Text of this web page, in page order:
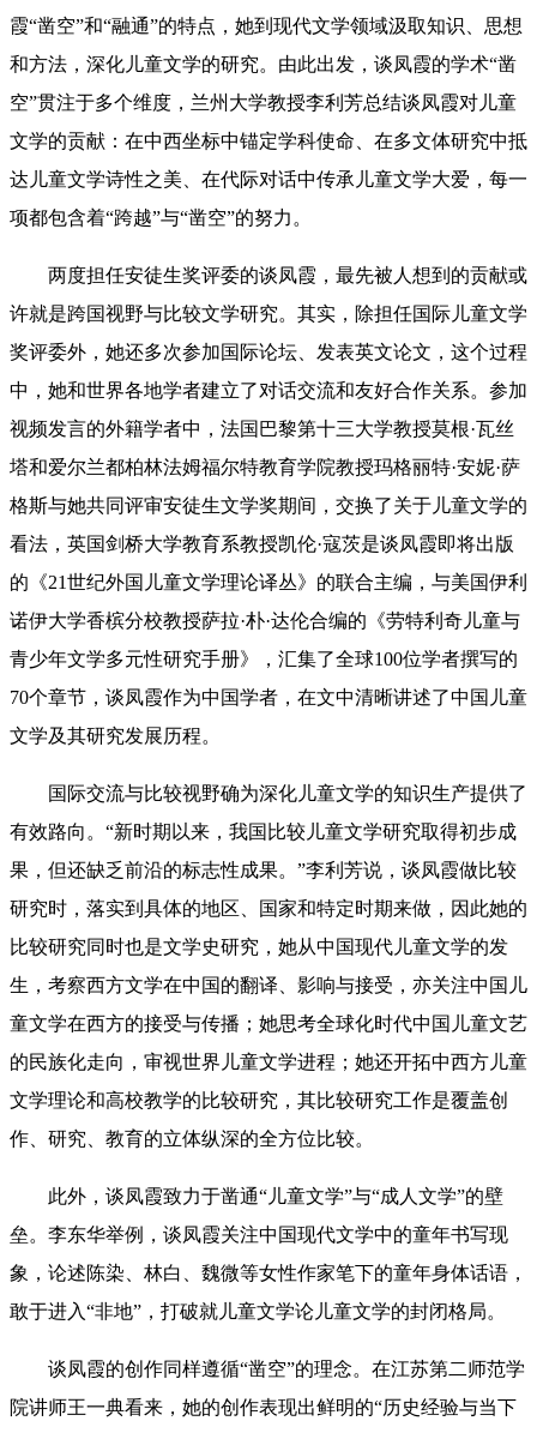
霞“凿空”和“融通”的特点，她到现代文学领域汲取知识、思想
和方法，深化儿童文学的研究。由此出发，谈凤霞的学术“凿
空”贯注于多个维度，兰州大学教授李利芳总结谈凤霞对儿童
文学的贡献：在中西坐标中锚定学科使命、在多文体研究中抵
达儿童文学诗性之美、在代际对话中传承儿童文学大爱，每一
项都包含着“跨越”与“凿空”的努力。
两度担任安徒生奖评委的谈凤霞，最先被人想到的贡献或
许就是跨国视野与比较文学研究。其实，除担任国际儿童文学
奖评委外，她还多次参加国际论坛、发表英文论文，这个过程
中，她和世界各地学者建立了对话交流和友好合作关系。参加
视频发言的外籍学者中，法国巴黎第十三大学教授莫根·瓦丝
塔和爱尔兰都柏林法姆福尔特教育学院教授玛格丽特·安妮·萨
格斯与她共同评审安徒生文学奖期间，交换了关于儿童文学的
看法，英国剑桥大学教育系教授凯伦·寇茨是谈凤霞即将出版
的《21世纪外国儿童文学理论译丛》的联合主编，与美国伊利
诺伊大学香槟分校教授萨拉·朴·达伦合编的《劳特利奇儿童与
青少年文学多元性研究手册》，汇集了全球100位学者撰写的
70个章节，谈凤霞作为中国学者，在文中清晰讲述了中国儿童
文学及其研究发展历程。
国际交流与比较视野确为深化儿童文学的知识生产提供了
有效路向。“新时期以来，我国比较儿童文学研究取得初步成
果，但还缺乏前沿的标志性成果。”李利芳说，谈凤霞做比较
研究时，落实到具体的地区、国家和特定时期来做，因此她的
比较研究同时也是文学史研究，她从中国现代儿童文学的发
生，考察西方文学在中国的翻译、影响与接受，亦关注中国儿
童文学在西方的接受与传播；她思考全球化时代中国儿童文艺
的民族化走向，审视世界儿童文学进程；她还开拓中西方儿童
文学理论和高校教学的比较研究，其比较研究工作是覆盖创
作、研究、教育的立体纵深的全方位比较。
此外，谈凤霞致力于凿通“儿童文学”与“成人文学”的壁
垒。李东华举例，谈凤霞关注中国现代文学中的童年书写现
象，论述陈染、林白、魏微等女性作家笔下的童年身体话语，
敢于进入“非地”，打破就儿童文学论儿童文学的封闭格局。
谈凤霞的创作同样遵循“凿空”的理念。在江苏第二师范学
院讲师王一典看来，她的创作表现出鲜明的“历史经验与当下